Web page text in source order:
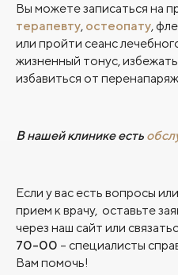
Вы можете записаться на
терапевту, остеопату,
или пройти сеанс
жизненный тонус,
избавиться от
В нашей клинике есть
Если у вас есть вопросы
прием к врачу, оставьте
через наш сайт или
70-00 – специалисты
Вам помочь!